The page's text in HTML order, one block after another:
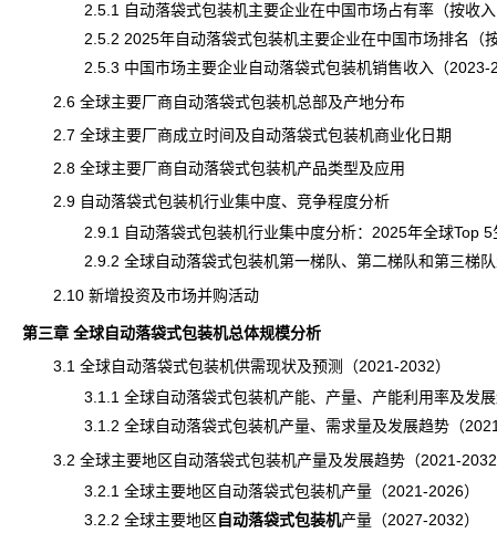
2.5.1 自动落袋式包装机主要企业在中国市场占有率（按收入
2.5.2 2025年自动落袋式包装机主要企业在中国市场排名（按
2.5.3 中国市场主要企业自动落袋式包装机销售收入（2023-
2.6 全球主要厂商自动落袋式包装机总部及产地分布
2.7 全球主要厂商成立时间及自动落袋式包装机商业化日期
2.8 全球主要厂商自动落袋式包装机产品类型及应用
2.9 自动落袋式包装机行业集中度、竞争程度分析
2.9.1 自动落袋式包装机行业集中度分析：2025年全球Top 5
2.9.2 全球自动落袋式包装机第一梯队、第二梯队和第三梯队
2.10 新增投资及市场并购活动
第三章 全球自动落袋式包装机总体规模分析
3.1 全球自动落袋式包装机供需现状及预测（2021-2032）
3.1.1 全球自动落袋式包装机产能、产量、产能利用率及发展
3.1.2 全球自动落袋式包装机产量、需求量及发展趋势（2021-
3.2 全球主要地区自动落袋式包装机产量及发展趋势（2021-2032
3.2.1 全球主要地区自动落袋式包装机产量（2021-2026）
3.2.2 全球主要地区自动落袋式包装机产量 （2027-2032）